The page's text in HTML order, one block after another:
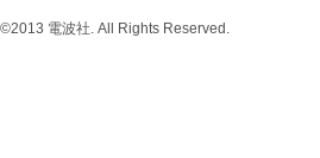
©2013 電波社. All Rights Reserved.